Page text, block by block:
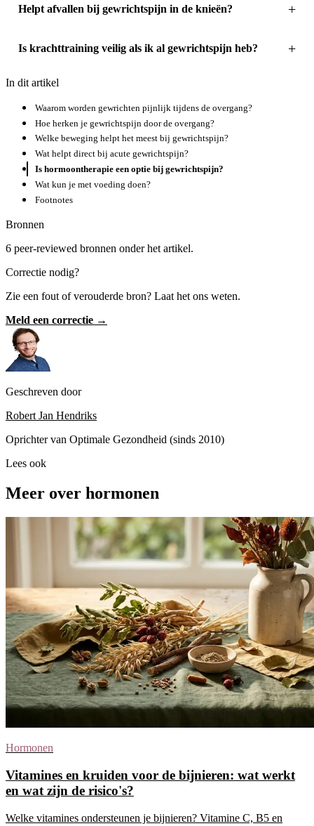
Helpt afvallen bij gewrichtspijn in de knieën?
Is krachttraining veilig als ik al gewrichtspijn heb?
In dit artikel
Waarom worden gewrichten pijnlijk tijdens de overgang?
Hoe herken je gewrichtspijn door de overgang?
Welke beweging helpt het meest bij gewrichtspijn?
Wat helpt direct bij acute gewrichtspijn?
Is hormoontherapie een optie bij gewrichtspijn?
Wat kun je met voeding doen?
Footnotes
Bronnen
6 peer-reviewed bronnen onder het artikel.
Correctie nodig?
Zie een fout of verouderde bron? Laat het ons weten.
Meld een correctie →
Geschreven door
Robert Jan Hendriks
Oprichter van Optimale Gezondheid (sinds 2010)
Lees ook
Meer over hormonen
Hormonen
Vitamines en kruiden voor de bijnieren: wat werkt
en wat zijn de risico's?
Welke vitamines ondersteunen je bijnieren? Vitamine C, B5 en